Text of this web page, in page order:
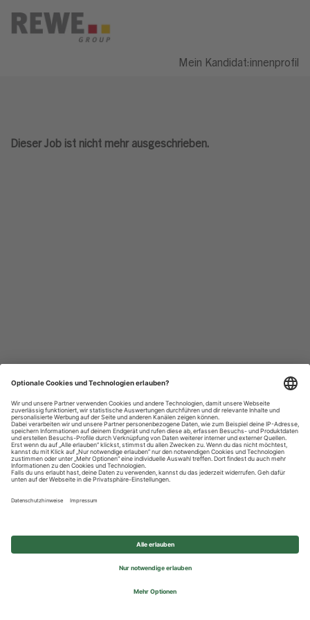
Mein Kandidat:innenprofil
Dieser Job ist nicht mehr ausgeschrieben.
Datenschutzhinweise
Impressum
Privatsphäre-Einstellungen
© 2026 REWE Group - All rights reserved